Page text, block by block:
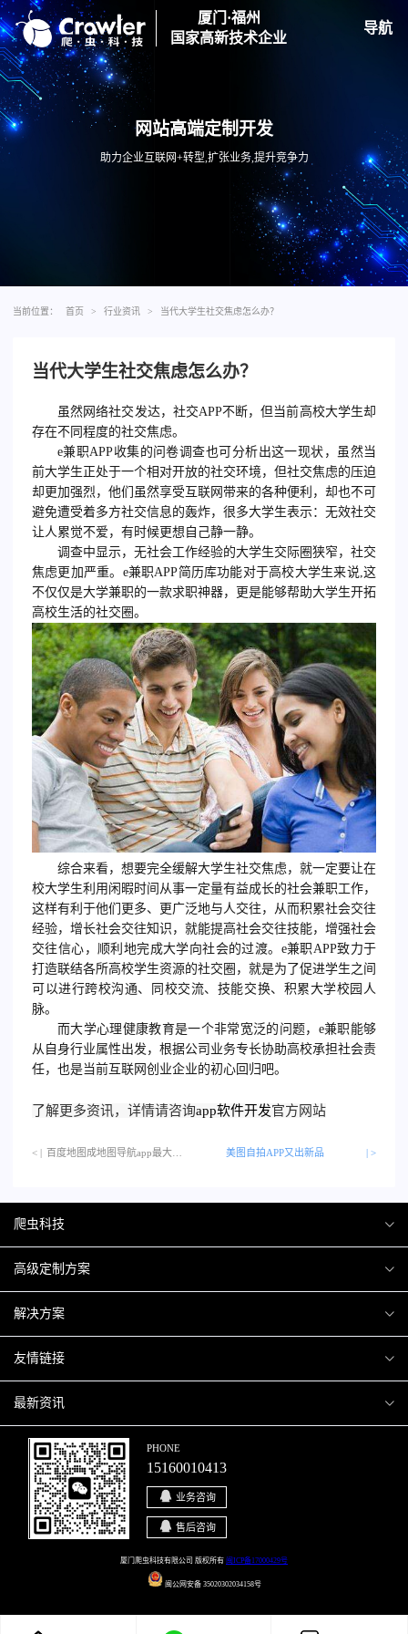
厦门·福州
国家高新技术企业
导航
网站高端定制开发
助力企业互联网+转型,扩张业务,提升竞争力
当前位置： 首页 > 行业资讯 > 当代大学生社交焦虑怎么办？
当代大学生社交焦虑怎么办？
虽然网络社交发达，社交APP不断，但当前高校大学生却
存在不同程度的社交焦虑。
e兼职APP收集的问卷调查也可分析出这一现状，虽然当
前大学生正处于一个相对开放的社交环境，但社交焦虑的压迫
却更加强烈，他们虽然享受互联网带来的各种便利，却也不可
避免遭受着多方社交信息的轰炸，很多大学生表示：无效社交
让人累觉不爱，有时候更想自己静一静。
调查中显示，无社会工作经验的大学生交际圈狭窄，社交
焦虑更加严重。e兼职APP简历库功能对于高校大学生来说,这
不仅仅是大学兼职的一款求职神器，更是能够帮助大学生开拓
高校生活的社交圈。
综合来看，想要完全缓解大学生社交焦虑，就一定要让在
校大学生利用闲暇时间从事一定量有益成长的社会兼职工作，
这样有利于他们更多、更广泛地与人交往，从而积累社会交往
经验，增长社会交往知识，就能提高社会交往技能，增强社会
交往信心，顺利地完成大学向社会的过渡。e兼职APP致力于
打造联结各所高校学生资源的社交圈，就是为了促进学生之间
可以进行跨校沟通、同校交流、技能交换、积累大学校园人
脉。
而大学心理健康教育是一个非常宽泛的问题，e兼职能够
从自身行业属性出发，根据公司业务专长协助高校承担社会责
任，也是当前互联网创业企业的初心回归吧。
了解更多资讯，详情请咨询app软件开发官方网站
< | 美图自拍APP又出新品 | >
爬虫科技
爬虫案例
关于爬虫
高级定制方案
H5互动营销
微信小程序
移动APP
解决方案
商城解决方案
商城会员积分商城解决方案
网站解决方案
智慧校园解决方案
智慧停车解决方案
友情链接
厦门小程序开发
厦门APP开发
厦门微商城开发
博客园
最新资讯
行业资讯
爬虫动态
PHONE
15160010413
业务咨询
售后咨询
厦门爬虫科技有限公司 版权所有 闽ICP备17000429号
闽公网安备 35020302034158号